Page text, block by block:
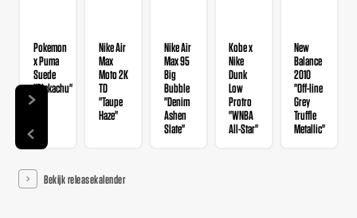
Pokemon
x Puma
Suede
"Pickachu"
Nike Air
Max
Moto 2K
TD
"Taupe
Haze"
Nike Air
Max 95
Big
Bubble
"Denim
Ashen
Slate"
Kobe x
Nike
Dunk
Low
Protro
"WNBA
All-Star"
New
Balance
2010
"Off-line
Grey
Truffle
Metallic"
Bekijk releasekalender